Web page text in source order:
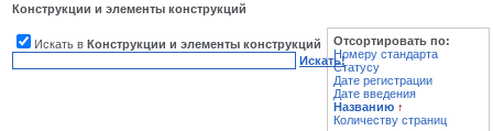
Конструкции и элементы конструкций
Искать в Конструкции и элементы конструкций
Искать!
Отсортировать по:
Номеру стандарта
Статусу
Дате регистрации
Дате введения
Названию ↑
Количеству страниц